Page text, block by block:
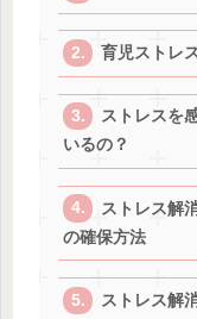
育児ストレ
ストレスを
いるの？
ストレス解
の確保方法
ストレス解